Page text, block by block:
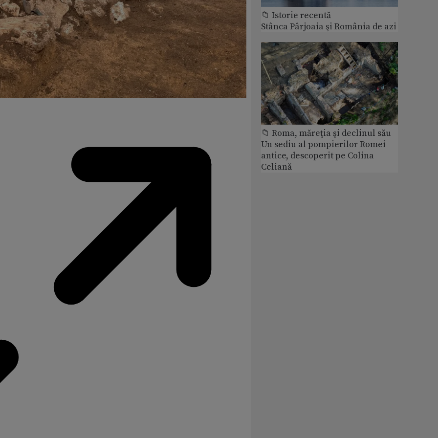
📁 Istorie recentă
Stânca Pârjoaia şi România de azi
📁 Roma, măreţia şi declinul său
Un sediu al pompierilor Romei
antice, descoperit pe Colina
Celiană